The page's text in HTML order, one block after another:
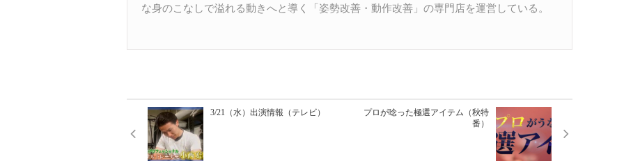
な身のこなしで溢れる動きへと導く「姿勢改善・動作改善」の専門店を運営している。
3/21（水）出演情報（テレビ）
プロが唸った極選アイテム（秋特
番）